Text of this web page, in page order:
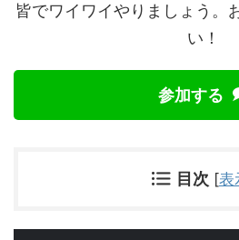
皆でワイワイやりましょう。
い！
参加する
目次 [表